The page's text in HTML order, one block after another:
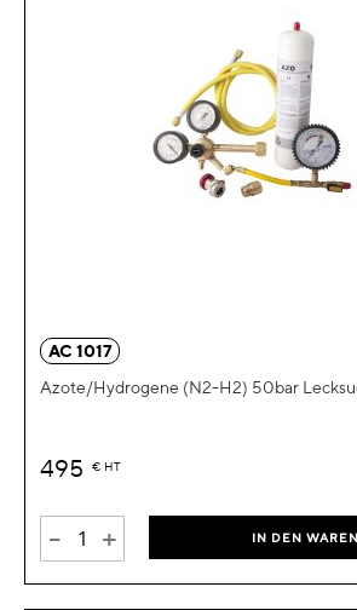
AC 1017
Azote/Hydrogene (N2-H2) 50bar
495 € HT
- + IN DEN